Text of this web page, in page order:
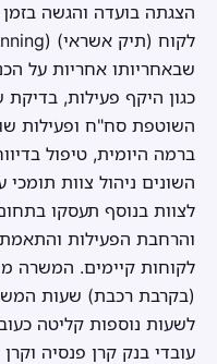
שבאחריותו אחריות על
כגון היקף פעילות, בדיקת
השוטפת סח"ח ופעילות
ברמה היומית, טיפול
השונים ניהול צוות
לצוות בנוסף תעסקו
והרחבת הפעילות
לקוחות קיימים. המשרה
לשעות נוספות קליטה
עובדי בנק קרן פנסיה